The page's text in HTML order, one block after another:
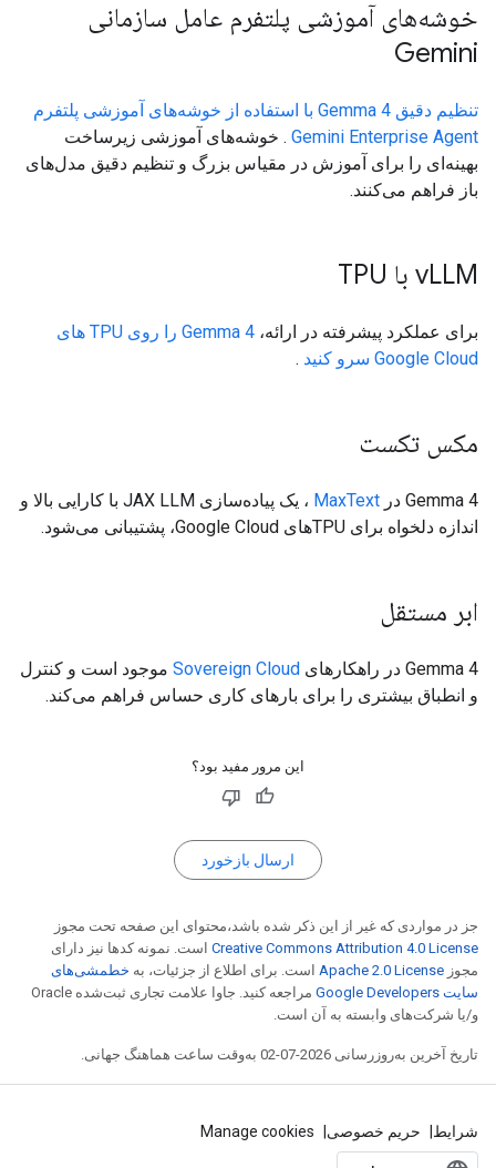
خوشه‌های آموزشی پلتفرم عامل سازمانی
Gemini
تنظیم دقیق Gemma 4 با استفاده از خوشه‌های آموزشی پلتفرم
Gemini Enterprise Agent . خوشه‌های آموزشی زیرساخت
بهینه‌ای را برای آموزش در مقیاس بزرگ و تنظیم دقیق مدل‌های
باز فراهم می‌کنند.
vLLM با TPU
برای عملکرد پیشرفته در ارائه،
Gemma 4 را روی TPU های
Google Cloud سرو کنید
.
مکس تکست
Gemma 4 در MaxText
، یک پیاده‌سازی JAX LLM با کارایی بالا و
اندازه دلخواه برای TPUهای Google Cloud، پشتیبانی می‌شود.
ابر مستقل
Gemma 4 در راهکارهای Sovereign Cloud موجود است و کنترل
و انطباق بیشتری را برای بارهای کاری حساس فراهم می‌کند.
این مرور مفید بود؟
ارسال بازخورد
جز در مواردی که غیر از این ذکر شده باشد،‌محتوای این صفحه تحت مجوز
Creative Commons Attribution 4.0 License است. نمونه کدها نیز دارای
مجوز Apache 2.0 License است. برای اطلاع از جزئیات، به خطمشی‌های
سایت Google Developers‏
مراجعه کنید. جاوا علامت تجاری ثبت‌شده Oracle
و/یا شرکت‌های وابسته به آن است.
تاریخ آخرین به‌روزرسانی 2026-07-02 به‌وقت ساعت هماهنگ جهانی.
شرایط حریم خصوصی Manage cookies